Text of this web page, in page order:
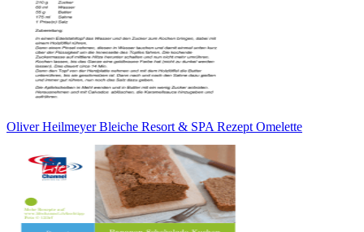
Oliver Heilmeyer Bleiche Resort & SPA Rezept Omelette